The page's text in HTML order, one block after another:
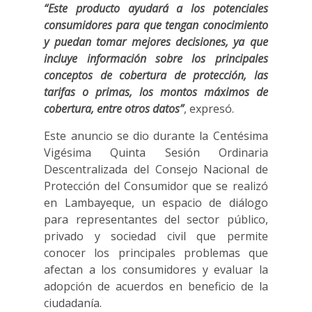
“Este producto ayudará a los potenciales
consumidores para que tengan conocimiento
y puedan tomar mejores decisiones, ya que
incluye información sobre los principales
conceptos de cobertura de protección, las
tarifas o primas, los montos máximos de
cobertura, entre otros datos”, expresó.
Este anuncio se dio durante la Centésima
Vigésima Quinta Sesión Ordinaria
Descentralizada del Consejo Nacional de
Protección del Consumidor que se realizó
en Lambayeque, un espacio de diálogo
para representantes del sector público,
privado y sociedad civil que permite
conocer los principales problemas que
afectan a los consumidores y evaluar la
adopción de acuerdos en beneficio de la
ciudadanía.